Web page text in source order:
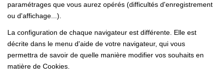
paramétrages que vous aurez opérés (difficultés d'enregistrement
ou d'affichage...).
La configuration de chaque navigateur est différente. Elle est
décrite dans le menu d'aide de votre navigateur, qui vous
permettra de savoir de quelle manière modifier vos souhaits en
matière de Cookies.